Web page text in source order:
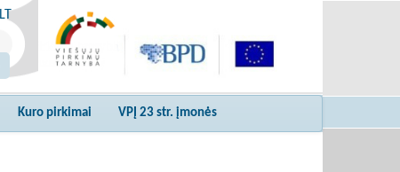
LT
Kuro pirkimai VPĮ 23 str. įmonės